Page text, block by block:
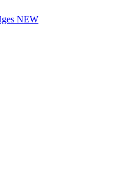
NEW